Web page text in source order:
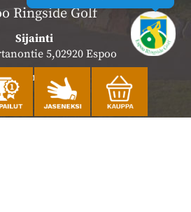
Ringside Golf
Sijainti
5,02920 Espoo
sijainti kartalla